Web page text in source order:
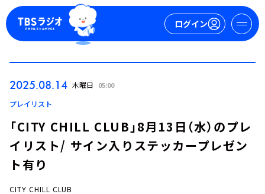
ログイン
2025.08.14 木曜日 05:00
プレイリスト
「CITY CHILL CLUB」8月13日（水）のプレ
イリスト/ サイン入りステッカープレゼン
ト有り
CITY CHILL CLUB